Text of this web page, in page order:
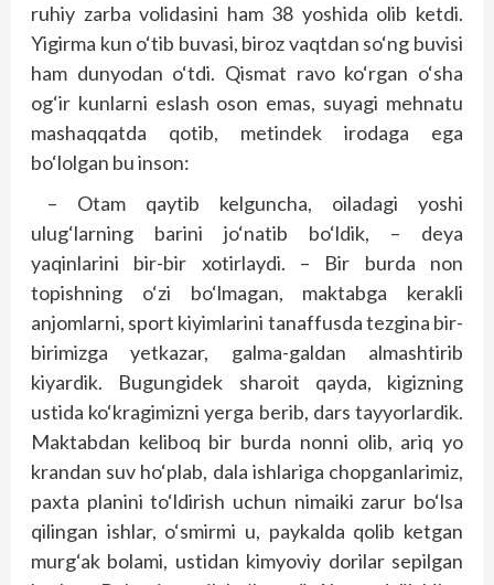
ruhiy zarba volidasini ham 38 yoshida olib ketdi.
Yigirma kun o‘tib buvasi, biroz vaqtdan so‘ng buvisi
ham dunyodan o‘tdi. Qismat ravo ko‘rgan o‘sha
og‘ir kunlarni eslash oson emas, suyagi mehnatu
mashaqqatda qotib, metindek irodaga ega
bo‘lolgan bu inson:
– Otam qaytib kelguncha, oiladagi yoshi
ulug‘larning barini jo‘natib bo‘ldik, – deya
yaqinlarini bir-bir xotirlaydi. – Bir burda non
topishning o‘zi bo‘lmagan, maktabga kerakli
anjomlarni, sport kiyimlarini tanaffusda tezgina bir-
birimizga yetkazar, galma-galdan almashtirib
kiyardik. Bugungidek sharoit qayda, kigizning
ustida ko‘kragimizni yerga berib, dars tayyorlardik.
Maktabdan keliboq bir burda nonni olib, ariq yo
krandan suv ho‘plab, dala ishlariga chopganlarimiz,
paxta planini to‘ldirish uchun nimaiki zarur bo‘lsa
qilingan ishlar, o‘smirmi u, paykalda qolib ketgan
murg‘ak bolami, ustidan kimyoviy dorilar sepilgan